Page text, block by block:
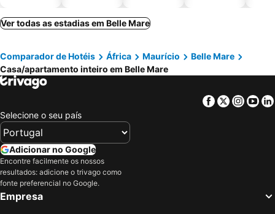
Ver todas as estadias em Belle Mare
Comparador de Hotéis África Maurício
Belle Mare
Casa/apartamento inteiro em Belle Mare
Facebook
Twitter
Selecione o seu país
Adicionar no Google
Encontre facilmente os nossos
resultados: adicione o trivago como
fonte preferencial no Google.
Empresa